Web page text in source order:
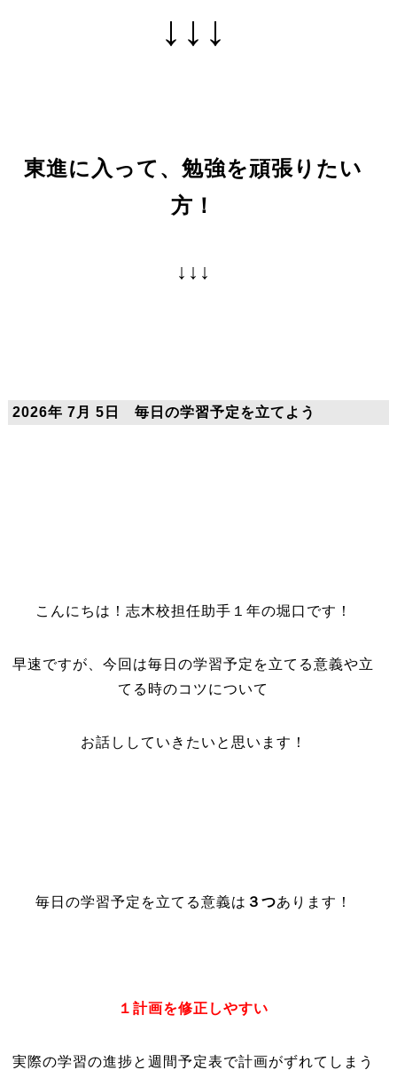
↓↓↓
東進に入って、勉強を頑張りたい
方！
↓↓↓
2026年 7月 5日 毎日の学習予定を立てよう
こんにちは！志木校担任助手１年の堀口です！
早速ですが、今回は毎日の学習予定を立てる意義や立
てる時のコツについて
お話ししていきたいと思います！
毎日の学習予定を立てる意義は ３つあります！
１計画を修正しやすい
実際の学習の進捗と週間予定表で計画がずれてしまう